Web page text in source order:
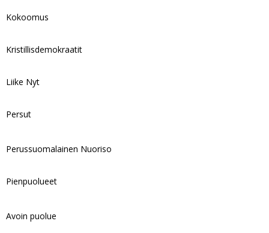
Kokoomus
Kristillisdemokraatit
Liike Nyt
Persut
Perussuomalainen Nuoriso
Pienpuolueet
Avoin puolue